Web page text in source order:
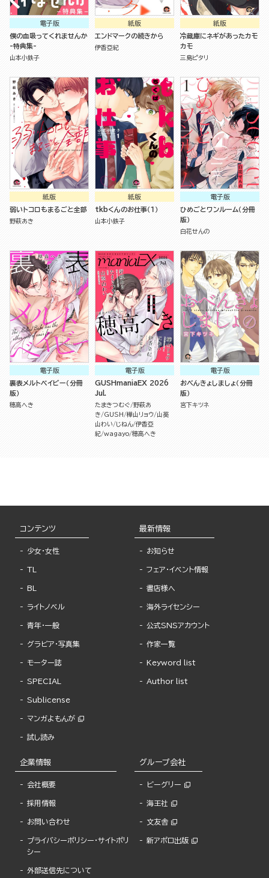
電子版
僕の血吸ってくれませんか
-特典集-
山本小鉄子
紙版
エンドマークの続きから
伊香亞紀
紙版
冷蔵庫にネギがあったカモ
カモ
三島ピタリ
紙版
弱いトコロもまるごと全部
野萩あき
紙版
tkbくんのお仕事（１）
山本小鉄子
電子版
ひめごとワンルーム（分冊
版）
白花せんの
電子版
裏表メルトベイビー（分冊
版）
穂高へき
電子版
GUSHmaniaEX 2026
Jul.
たまきつむぐ 野萩あ
き
GUSH 樺山リョウ 山葵
山わい
じねん 伊香亞
紀 wagayo 穂高へき
電子版
おべんきょしましょ（分冊
版）
宮下キツネ
コンテンツ
少女・女性
TL
BL
ライトノベル
青年・一般
グラビア・写真集
モーター誌
SPECIAL
Sublicense
マンガよもんが
試し読み
最新情報
お知らせ
フェア・イベント情報
書店様へ
海外ライセンシー
公式SNSアカウント
作家一覧
Keyword list
Author list
企業情報
会社概要
採用情報
お問い合わせ
プライバシーポリシー・サイトポリ
シー
外部送信先について
グループ会社
ビーグリー
海王社
文友舎
新アポロ出版